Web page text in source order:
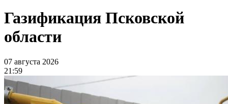
Газификация Псковской
области
07 августа 2026
21:59